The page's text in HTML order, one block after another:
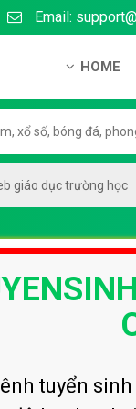
Email:
HOME
Hướng
Chính
Chính
Liên hệ
giáo dục trường học
tuyển sinh